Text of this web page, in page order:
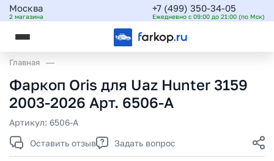
Москва
2 магазина
+7 (499) 350-34-05
Ежедневно с 09:00 до 21:00 (по Мск)
Главная
Фаркоп Oris для Uaz Hunter 3159
2003-2026 Арт. 6506-A
Артикул: 6506-A
Оставить отзыв
Задать вопрос